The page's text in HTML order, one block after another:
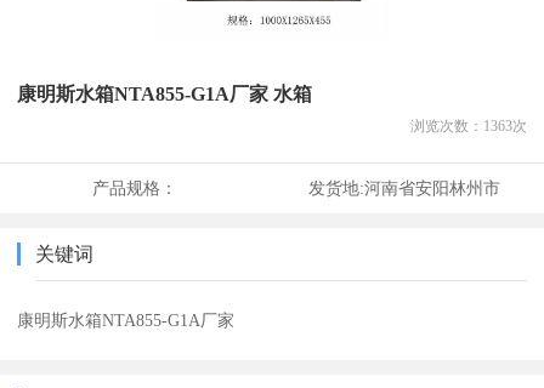
康明斯水箱NTA855-G1A厂家 水箱
浏览次数： 1363次
产品规格： 发货地:河南省安阳林州市
关键词
康明斯水箱NTA855-G1A厂家